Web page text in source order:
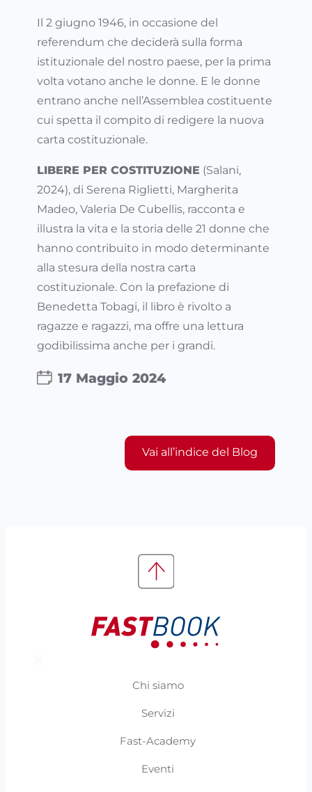
Il 2 giugno 1946, in occasione del
referendum che deciderà sulla forma
istituzionale del nostro paese, per la prima
volta votano anche le donne. E le donne
entrano anche nell’Assemblea costituente
cui spetta il compito di redigere la nuova
carta costituzionale.
LIBERE PER COSTITUZIONE (Salani,
2024), di Serena Riglietti, Margherita
Madeo, Valeria De Cubellis, racconta e
illustra la vita e la storia delle 21 donne che
hanno contribuito in modo determinante
alla stesura della nostra carta
costituzionale. Con la prefazione di
Benedetta Tobagi, il libro è rivolto a
ragazze e ragazzi, ma offre una lettura
godibilissima anche per i grandi.
17 Maggio 2024
Vai all’indice del Blog
Chi siamo
Servizi
Fast-Academy
Eventi